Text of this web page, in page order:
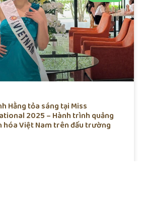
Hằng tỏa sáng tại Miss
2025 – Hành trình quảng
hóa Việt Nam trên đấu trường